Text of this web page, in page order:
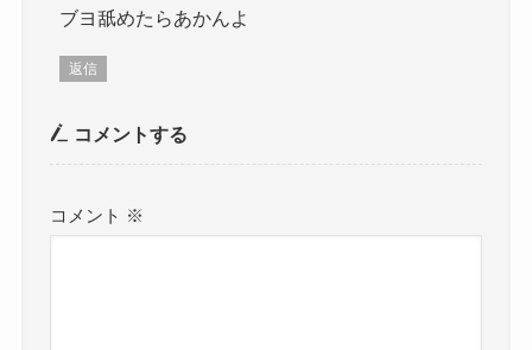
ブヨ舐めたらあかんよ
返信
コメントする
コメント ※